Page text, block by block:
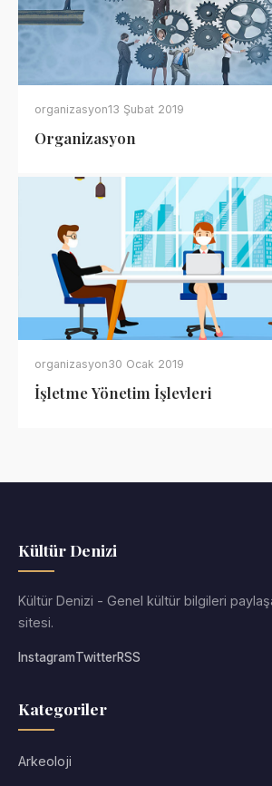
organizasyon13 Şubat 2019
Organizasyon
organizasyon30 Ocak 2019
İşletme Yönetim İşlevleri
Kültür Denizi
Kültür Denizi - Genel kültür bilgileri
sitesi.
InstagramTwitterRSS
Kategoriler
Arkeoloji